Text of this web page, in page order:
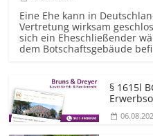
Eine Ehe kann in
Vertretung wirksam
sich ein Eheschließender
dem Botschaftsgebäude
§ 1615l